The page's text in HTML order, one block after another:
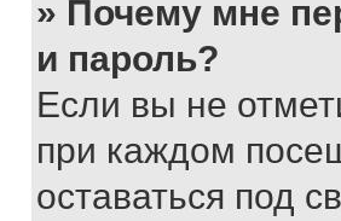
» Почему мне
и пароль?
Если вы не
при каждом
оставаться под